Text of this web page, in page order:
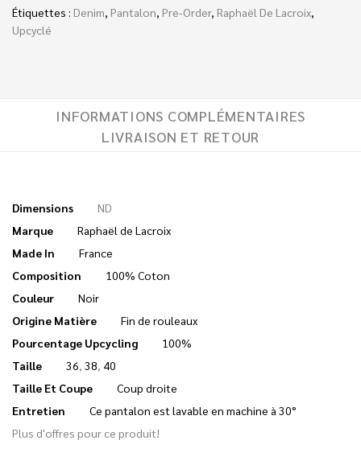
Étiquettes : Denim Pantalon Pre-Order, Raphaël De Lacroix
Upcyclé
INFORMATIONS COMPLÉMENTAIRES
LIVRAISON ET RETOUR
Dimensions
ND
Marque
Raphaël de Lacroix
Made In
France
Composition
100% Coton
Couleur
Noir
Origine Matière
Fin de rouleaux
Pourcentage Upcycling
100%
Taille
36, 38, 40
Taille Et Coupe
Coup droite
Entretien
Ce pantalon est lavable en machine à 30°
Plus d'offres pour ce produit!